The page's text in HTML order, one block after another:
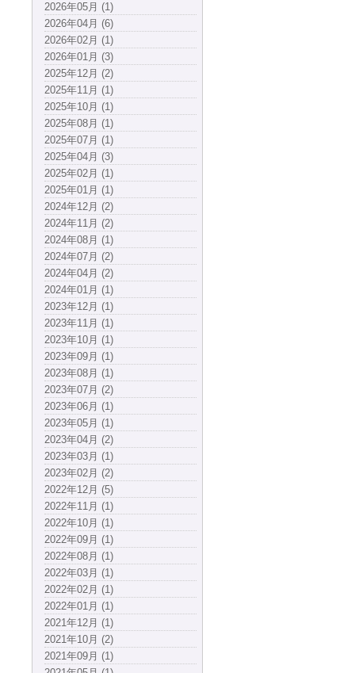
2026年05月 (1)
2026年04月 (6)
2026年02月 (1)
2026年01月 (3)
2025年12月 (2)
2025年11月 (1)
2025年10月 (1)
2025年08月 (1)
2025年07月 (1)
2025年04月 (3)
2025年02月 (1)
2025年01月 (1)
2024年12月 (2)
2024年11月 (2)
2024年08月 (1)
2024年07月 (2)
2024年04月 (2)
2024年01月 (1)
2023年12月 (1)
2023年11月 (1)
2023年10月 (1)
2023年09月 (1)
2023年08月 (1)
2023年07月 (2)
2023年06月 (1)
2023年05月 (1)
2023年04月 (2)
2023年03月 (1)
2023年02月 (2)
2022年12月 (5)
2022年11月 (1)
2022年10月 (1)
2022年09月 (1)
2022年08月 (1)
2022年03月 (1)
2022年02月 (1)
2022年01月 (1)
2021年12月 (1)
2021年10月 (2)
2021年09月 (1)